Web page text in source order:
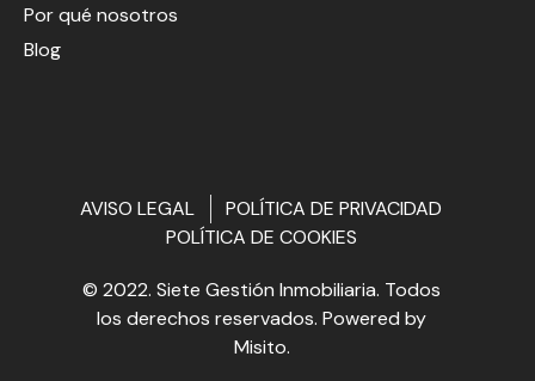
Por qué nosotros
Blog
AVISO LEGAL
POLÍTICA DE PRIVACIDAD
POLÍTICA DE COOKIES
© 2022. Siete Gestión Inmobiliaria. Todos
los derechos reservados. Powered by
Misito.